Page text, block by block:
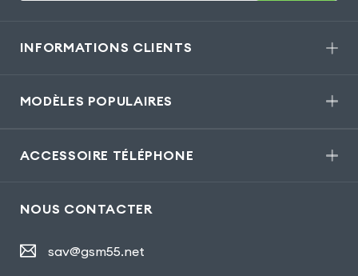
INFORMATIONS CLIENTS
MODÈLES POPULAIRES
ACCESSOIRE TÉLÉPHONE
NOUS CONTACTER
sav@gsm55.net